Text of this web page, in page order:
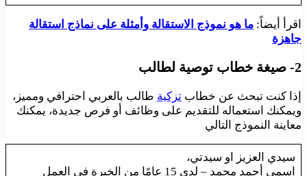
اقرأ أيضاً: ما هو نموذج الاستقالة وأمثلة على نماذج استقالة
جاهزة
2- صيغة خطاب توصية لطالب
إذا كنت تبحث عن خطاب تزكية طالب بالعربي احترافي ومميز،
ويمكنك استعماله للتقديم على وظائف أو فرص جديدة، يمكنك
معاينة النموذج التالي
سيدي العزيز او سيدتي،
اسمي أحمد محمد – لدي 15 عامًا من الخبرة في العمل